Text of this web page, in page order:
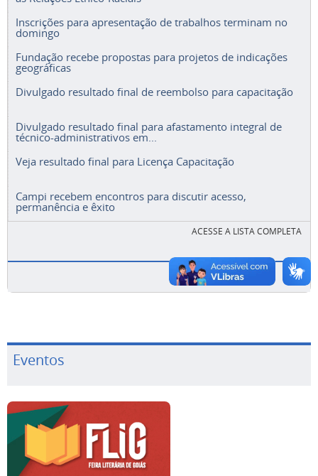
Inscrições para apresentação de trabalhos terminam no
domingo
Fundação recebe propostas para projetos de indicações
geográficas
Divulgado resultado final de reembolso para capacitação
Divulgado resultado final para afastamento integral de
técnico-administrativos em...
Veja resultado final para Licença Capacitação
Campi recebem encontros para discutir acesso,
permanência e êxito
ACESSE A LISTA COMPLETA
Eventos